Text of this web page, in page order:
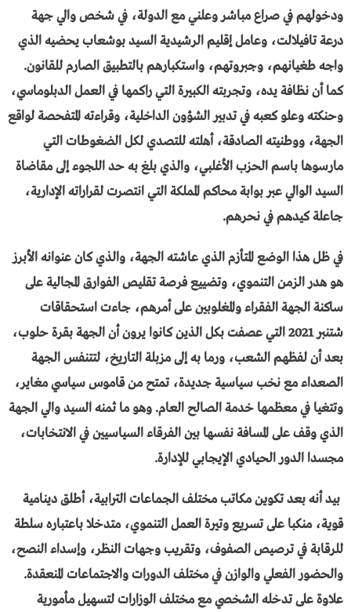
ودخولهم في صراع مباشر وعلني مع الدولة، في شخص والي جهة
درعة تافيلالت، وعامل إقليم الرشيدية السيد بوشعاب يحضيه الذي
واجه طغيانهم، وجبروتهم، واستكبارهم بالتطبيق الصارم للقانون.
كما أن نظافة يده، وتجربته الكبيرة التي راكمها في العمل الدبلوماسي،
وحنكته وعلو كعبه في تدبير الشؤون الداخلية، وقراءته المتفحصة لواقع
الجهة، ووطنيته الصادقة، أهلته للتصدي لكل الضغوطات التي
مارسوها باسم الحزب الأغلبي، والذي بلغ به حد اللجوء إلى مقاضاة
السيد الوالي عبر بوابة محاكم المملكة التي انتصرت لقراراته الإدارية،
جاعلة كيدهم في نحرهم.
في ظل هذا الوضع المتأزم الذي عاشته الجهة، والذي كان عنوانه الأبرز
هو هدر الزمن التنموي، وتضييع فرصة تقليص الفوارق المجالية على
ساكنة الجهة الفقراء والمغلوبين على أمرهم، جاءت استحقاقات
شتنبر 2021 التي عصفت بكل الذين كانوا يرون أن الجهة بقرة حلوب،
بعد أن لفظهم الشعب، ورما به إلى مزبلة التاريخ، لتتنفس الجهة
الصعداء مع نخب سياسية جديدة، تمتح من قاموس سياسي مغاير،
وتتغيا في معظمها خدمة الصالح العام. وهو ما ثمنه السيد والي الجهة
الذي وقف على المسافة نفسها بين الفرقاء السياسيين في الانتخابات،
مجسدا الدور الحيادي الإيجابي للإدارة.
بيد أنه بعد تكوين مكاتب مختلف الجماعات الترابية، أطلق دينامية
قوية، منكبا على تسريع وتيرة العمل التنموي، متدخلا باعتباره سلطة
للرقابة في ترصيص الصفوف، وتقريب وجهات النظر، وإسداء النصح،
والحضور الفعلي والوازن في مختلف الدورات والاجتماعات المنعقدة.
علاوة على تدخله الشخصي مع مختلف الوزارات لتسهيل مأمورية